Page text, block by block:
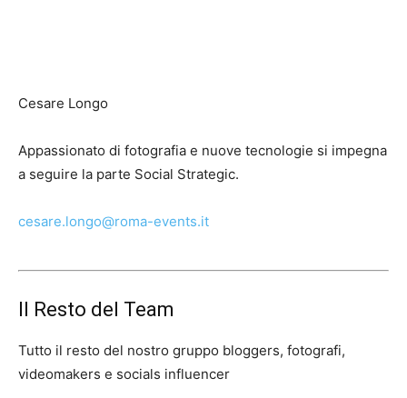
Cesare Longo
Appassionato di fotografia e nuove tecnologie si impegna
a seguire la parte Social Strategic.
cesare.longo@roma-events.it
Il Resto del Team
Tutto il resto del nostro gruppo bloggers, fotografi,
videomakers e socials influencer